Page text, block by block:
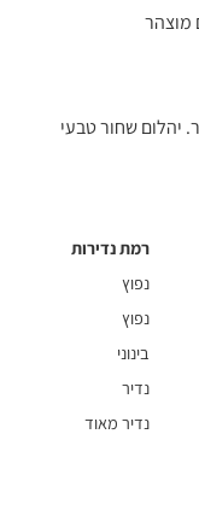
מוצהר
יהלום שחור טבעי
רמת נדירות
נפוץ
נפוץ
בינוני
נדיר
נדיר מאוד